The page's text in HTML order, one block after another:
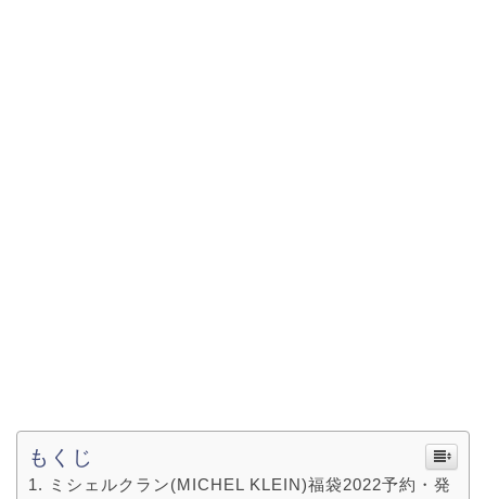
もくじ
ミシェルクラン(MICHEL KLEIN)福袋2022予約・発